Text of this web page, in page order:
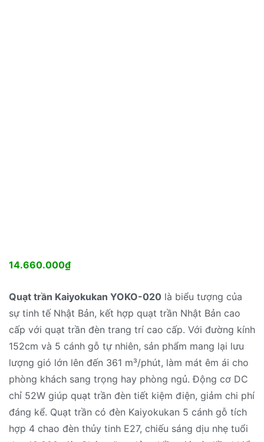
14.660.000₫
Quạt trần Kaiyokukan YOKO-020 là biểu tượng của
sự tinh tế Nhật Bản, kết hợp quạt trần Nhật Bản cao
cấp với quạt trần đèn trang trí cao cấp. Với đường kính
152cm và 5 cánh gỗ tự nhiên, sản phẩm mang lại lưu
lượng gió lớn lên đến 361 m³/phút, làm mát êm ái cho
phòng khách sang trọng hay phòng ngủ. Động cơ DC
chỉ 52W giúp quạt trần đèn tiết kiệm điện, giảm chi phí
đáng kể. Quạt trần có đèn Kaiyokukan 5 cánh gỗ tích
hợp 4 chao đèn thủy tinh E27, chiếu sáng dịu nhẹ tuổi